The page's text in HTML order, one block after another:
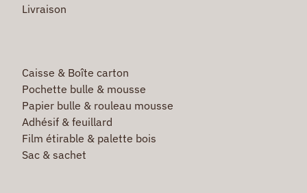
Livraison
Caisse & Boîte carton
Pochette bulle & mousse
Papier bulle & rouleau mousse
Adhésif & feuillard
Film étirable & palette bois
Sac & sachet